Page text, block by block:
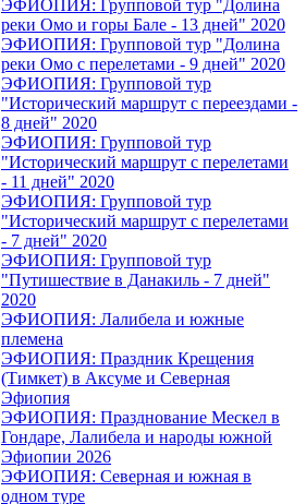
ЭФИОПИЯ: Групповой тур "Долина
реки Омо и горы Бале - 13 дней" 2020
ЭФИОПИЯ: Групповой тур "Долина
реки Омо с перелетами - 9 дней" 2020
ЭФИОПИЯ: Групповой тур
"Исторический маршрут с переездами -
8 дней" 2020
ЭФИОПИЯ: Групповой тур
"Исторический маршрут с перелетами
- 11 дней" 2020
ЭФИОПИЯ: Групповой тур
"Исторический маршрут с перелетами
- 7 дней" 2020
ЭФИОПИЯ: Групповой тур
"Путишествие в Данакиль - 7 дней"
2020
ЭФИОПИЯ: Лалибела и южные
племена
ЭФИОПИЯ: Праздник Крещения
(Тимкет) в Аксуме и Северная
Эфиопия
ЭФИОПИЯ: Празднование Мескел в
Гондаре, Лалибела и народы южной
Эфиопии 2026
ЭФИОПИЯ: Северная и южная в
одном туре